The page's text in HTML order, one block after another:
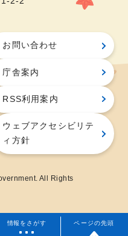
情報をさがす ページの先頭
お問い合わせ
庁舎案内
RSS利用案内
ウェブアクセシビリテ
ィ方針
All Rights